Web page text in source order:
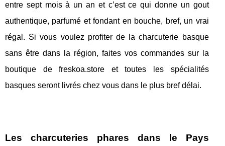
entre sept mois à un an et c’est ce qui donne un gout
authentique, parfumé et fondant en bouche, bref, un vrai
régal. Si vous voulez profiter de la charcuterie basque
sans être dans la région, faites vos commandes sur la
boutique de freskoa.store et toutes les spécialités
basques seront livrés chez vous dans le plus bref délai.
Les charcuteries phares dans le Pays